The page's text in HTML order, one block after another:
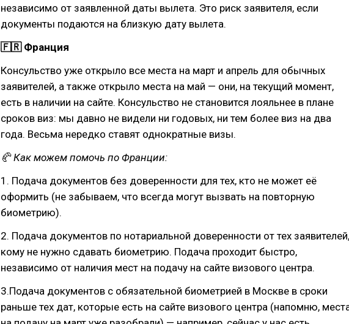
независимо от заявленной даты вылета. Это риск заявителя, если
документы подаются на близкую дату вылета.
🇫🇷 Франция
Консульство уже открыло все места на март и апрель для обычных
заявителей, а также открыло места на май — они, на текущий момент,
есть в наличии на сайте. Консульство не становится лояльнее в плане
сроков виз: мы давно не видели ни годовых, ни тем более виз на два
года. Весьма нередко ставят однократные визы.
🥐 Как можем помочь по Франции:
1. Подача документов без доверенности для тех, кто не может её
оформить (не забываем, что всегда могут вызвать на повторную
биометрию).
2. Подача документов по нотариальной доверенности от тех заявителей,
кому не нужно сдавать биометрию. Подача проходит быстро,
независимо от наличия мест на подачу на сайте визового центра.
3.Подача документов с обязательной биометрией в Москве в сроки
раньше тех дат, которые есть на сайте визового центра (напомню,